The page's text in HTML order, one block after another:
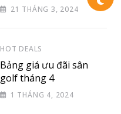
21 THÁNG 3, 2024
HOT DEALS
Bảng giá ưu đãi sân
golf tháng 4
1 THÁNG 4, 2024